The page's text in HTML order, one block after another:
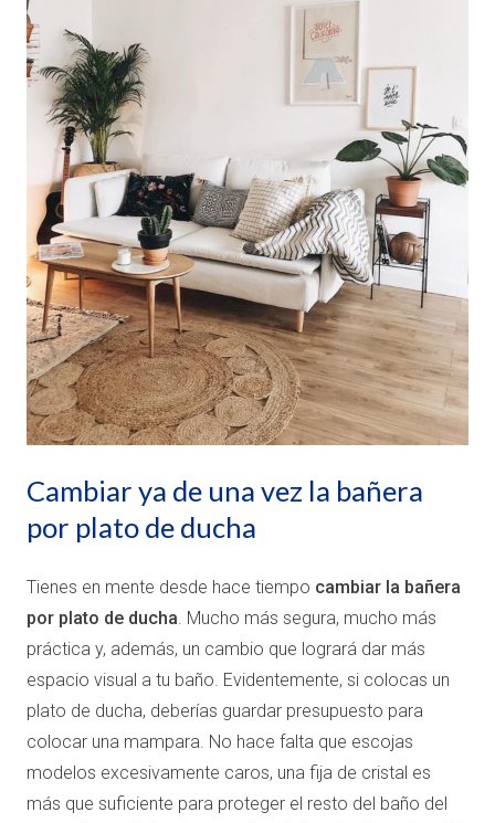
Cambiar ya de una vez la bañera
por plato de ducha
Tienes en mente desde hace tiempo cambiar la bañera
por plato de ducha. Mucho más segura, mucho más
práctica y, además, un cambio que logrará dar más
espacio visual a tu baño. Evidentemente, si colocas un
plato de ducha, deberías guardar presupuesto para
colocar una mampara. No hace falta que escojas
modelos excesivamente caros, una fija de cristal es
más que suficiente para proteger el resto del baño del